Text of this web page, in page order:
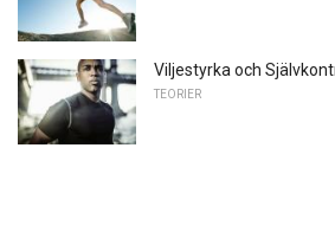
Viljestyrka och
TEORIER